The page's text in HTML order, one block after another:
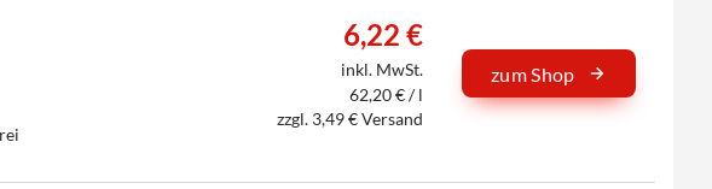
6,22 €
inkl. MwSt.
62,20 € / l
zzgl. 3,49 € Versand
zum Shop